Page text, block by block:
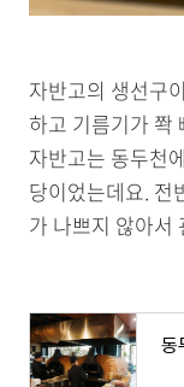
자반고의 생선구
하고 기름기가 쫙
자반고는 동두천
당이었는데요. 전
가 나쁘지 않아서
동